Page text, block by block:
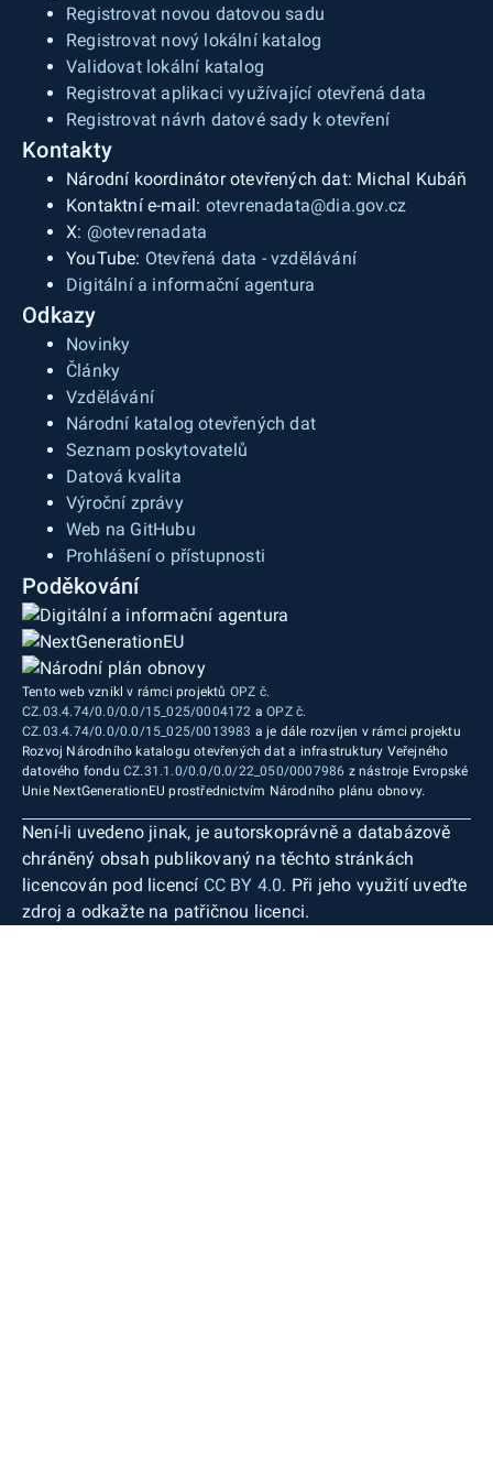
Registrovat novou datovou sadu
Registrovat nový lokální katalog
Validovat lokální katalog
Registrovat aplikaci využívající otevřená data
Registrovat návrh datové sady k otevření
Kontakty
Národní koordinátor otevřených dat: Michal Kubáň
Kontaktní e-mail: otevrenadata@dia.gov.cz
X: @otevrenadata
YouTube: Otevřená data - vzdělávání
Digitální a informační agentura
Odkazy
Novinky
Články
Vzdělávání
Národní katalog otevřených dat
Seznam poskytovatelů
Datová kvalita
Výroční zprávy
Web na GitHubu
Prohlášení o přístupnosti
Poděkování
Tento web vznikl v rámci projektů OPZ č.
CZ.03.4.74/0.0/0.0/15_025/0004172 aOPZ č.
CZ.03.4.74/0.0/0.0/15_025/0013983 a je dále rozvíjen v rámci projektu
Rozvoj Národního katalogu otevřených dat a infrastruktury Veřejného
datového fondu CZ.31.1.0/0.0/0.0/22_050/0007986 z nástroje Evropské
Unie NextGenerationEU prostřednictvím Národního plánu obnovy.
Není-li uvedeno jinak, je autorskoprávně a databázově
chráněný obsah publikovaný na těchto stránkách
licencován pod licencí CC BY 4.0. Při jeho využití uveďte
zdroj a odkažte na patřičnou licenci.